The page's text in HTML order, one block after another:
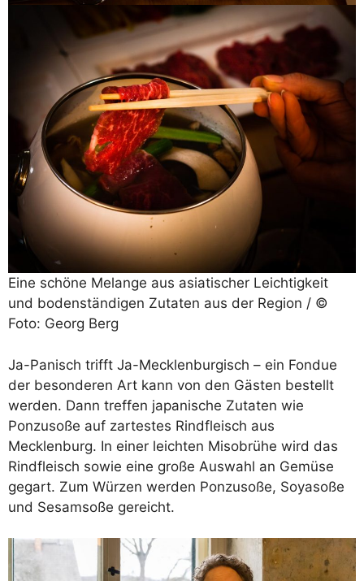
Eine schöne Melange aus asiatischer Leichtigkeit
und bodenständigen Zutaten aus der Region / ©
Foto: Georg Berg
Ja-Panisch trifft Ja-Mecklenburgisch – ein Fondue
der besonderen Art kann von den Gästen bestellt
werden. Dann treffen japanische Zutaten wie
Ponzusoße auf zartestes Rindfleisch aus
Mecklenburg. In einer leichten Misobrühe wird das
Rindfleisch sowie eine große Auswahl an Gemüse
gegart. Zum Würzen werden Ponzusoße, Soyasoße
und Sesamsoße gereicht.